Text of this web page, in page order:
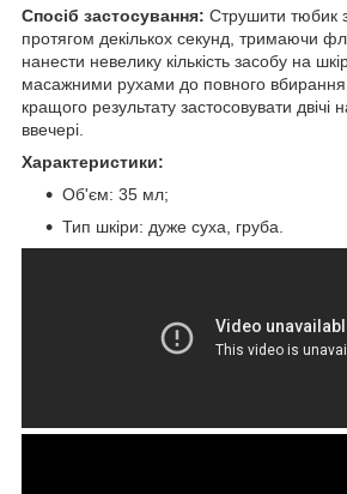
Спосіб застосування: Струшити тюбик
протягом декількох секунд, тримаючи
нанести невелику кількість засобу на
масажними рухами до повного
кращого результату застосовувати двічі
ввечері.
Характеристики:
Об'єм: 35 мл;
Тип шкіри: дуже суха, груба.